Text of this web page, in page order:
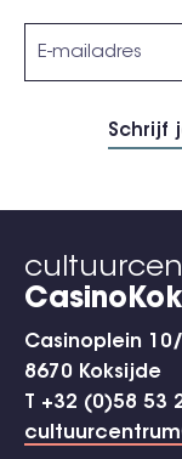
Casinoplein 10/
8670 Koksijde
T +32 (0)58 53